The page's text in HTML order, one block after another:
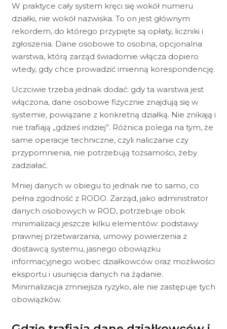
W praktyce cały system kręci się wokół numeru
działki, nie wokół nazwiska. To on jest głównym
rekordem, do którego przypięte są opłaty, liczniki i
zgłoszenia. Dane osobowe to osobna, opcjonalna
warstwa, którą zarząd świadomie włącza dopiero
wtedy, gdy chce prowadzić imienną korespondencję.
Uczciwie trzeba jednak dodać: gdy ta warstwa jest
włączona, dane osobowe fizycznie znajdują się w
systemie, powiązane z konkretną działką. Nie znikają i
nie trafiają „gdzieś indziej”. Różnica polega na tym, że
same operacje techniczne, czyli naliczanie czy
przypomnienia, nie potrzebują tożsamości, żeby
zadziałać.
Mniej danych w obiegu to jednak nie to samo, co
pełna zgodność z RODO. Zarząd, jako administrator
danych osobowych w ROD, potrzebuje obok
minimalizacji jeszcze kilku elementów: podstawy
prawnej przetwarzania, umowy powierzenia z
dostawcą systemu, jasnego obowiązku
informacyjnego wobec działkowców oraz możliwości
eksportu i usunięcia danych na żądanie.
Minimalizacja zmniejsza ryzyko, ale nie zastępuje tych
obowiązków.